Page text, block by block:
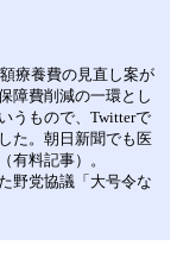
療養費の見直し案が
障費削減の一環とし
うもので、Twitterで
た。朝日新聞でも医
有料記事）。
野党協議「大号令な